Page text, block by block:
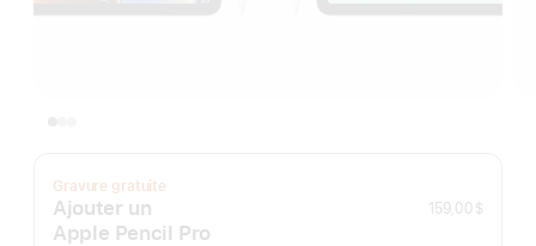
Gravure gratuite
Ajouter un
Apple Pencil Pro
159,00 $